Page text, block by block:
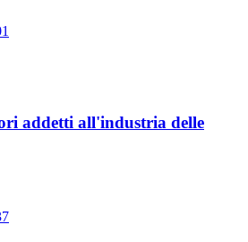
addetti all'industria delle